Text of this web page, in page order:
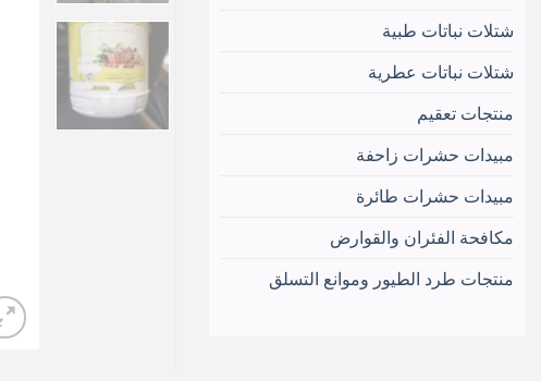
شتلات نباتات طبية
شتلات نباتات عطرية
منتجات تعقيم
مبيدات حشرات زاحفة
مبيدات حشرات طائرة
مكافحة الفئران والقوارض
منتجات طرد الطيور وموانع التسلق